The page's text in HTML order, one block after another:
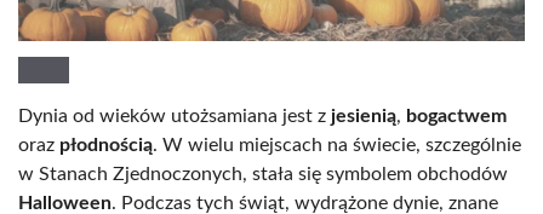
Dynia od wieków utożsamiana jest z jesienią, bogactwem
oraz płodnością. W wielu miejscach na świecie, szczególnie
w Stanach Zjednoczonych, stała się symbolem obchodów
Halloween. Podczas tych świąt, wydrążone dynie, znane